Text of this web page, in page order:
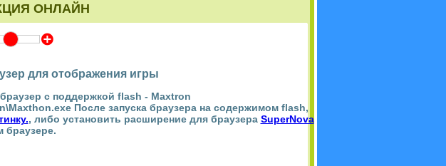
ОНЛАЙН
Z
для отображения игры
с поддержкой flash - Maxtron
После запуска браузера на содержимом flash,
, либо установить расширение для браузера SuperNova
браузере.